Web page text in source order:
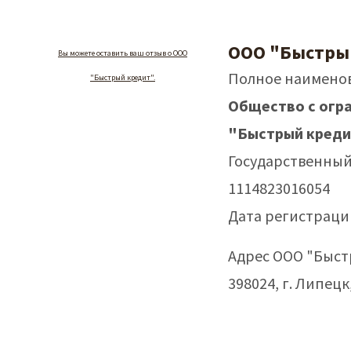
Вы можете оставить ваш отзыв о ООО
"Быстрый кредит".
ООО
Полное
Общество с
"Быстрый
1114823016054
Дата
Адрес ООО
398024, г.